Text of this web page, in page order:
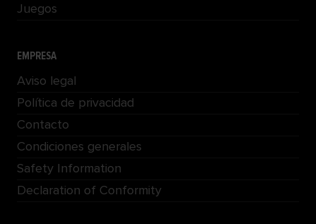
Juegos
EMPRESA
Aviso legal
Política de privacidad
Contacto
Condiciones generales
Safety Information
Declaration of Conformity